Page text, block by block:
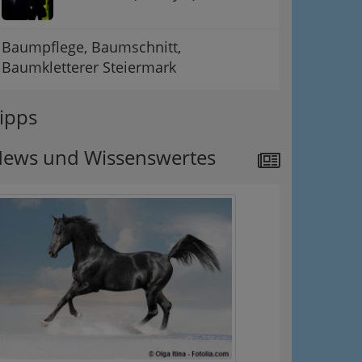
Baumpflege, Baumschnitt,
Baumkletterer Steiermark
und Wissenswertes